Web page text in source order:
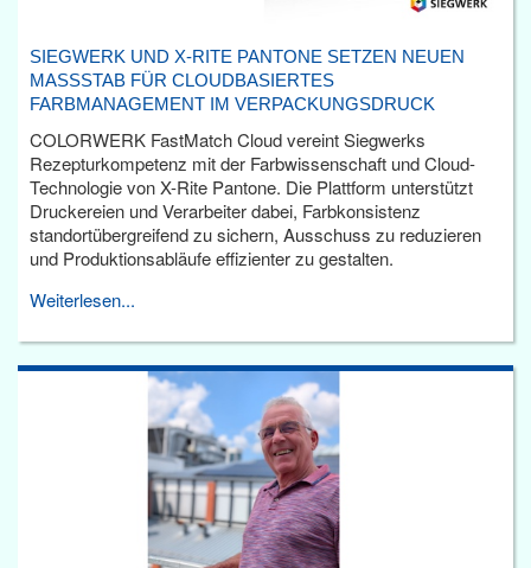
SIEGWERK UND X-RITE PANTONE SETZEN NEUEN
MASSSTAB FÜR CLOUDBASIERTES F
ARBMANAGEMENT IM VERPACKUNGSDRUCK
COLORWERK FastMatch Cloud vereint Siegwerks
Rezepturkompetenz mit der Farbwissenschaft und Cloud-
Technologie von X-Rite Pantone. Die Plattform unterstützt
Druckereien und Verarbeiter dabei, Farbkonsistenz
standortübergreifend zu sichern, Ausschuss zu reduzieren
und Produktionsabläufe effizienter zu gestalten.
Weiterlesen...